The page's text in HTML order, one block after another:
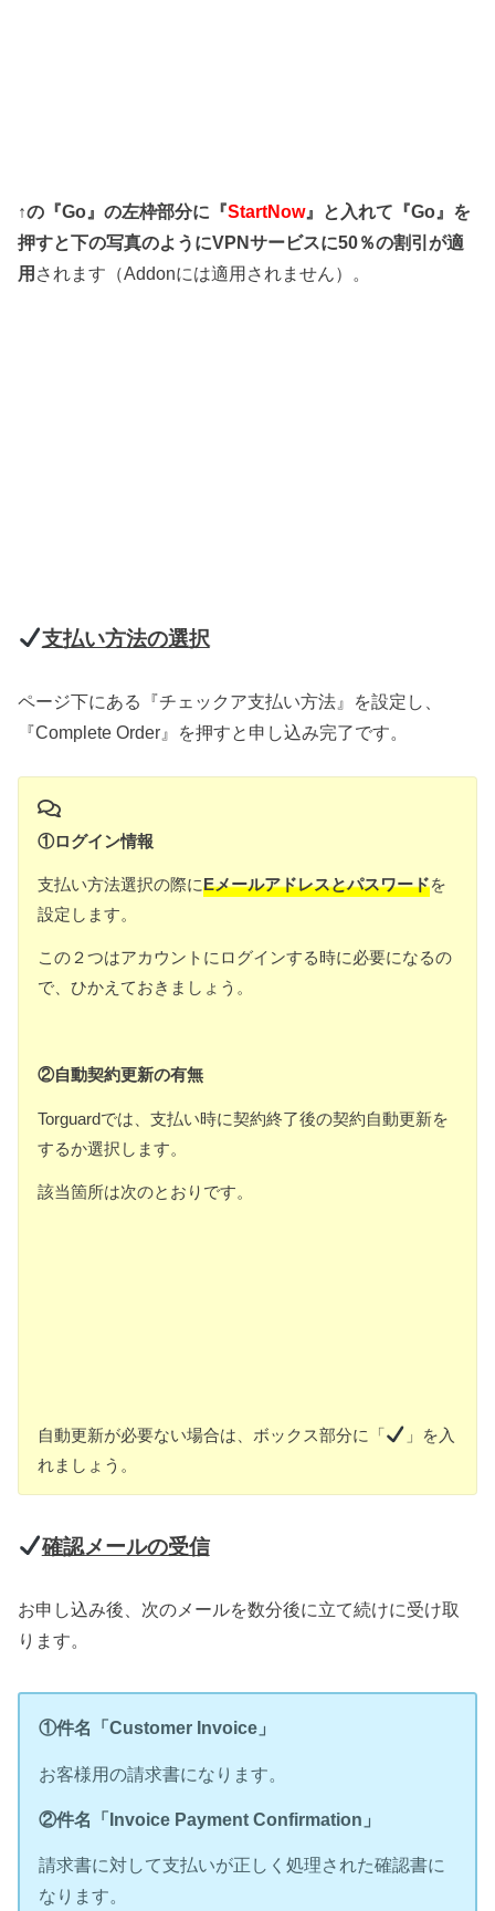
↑の『Go』の左枠部分に『StartNow』と入れて『Go』を
押すと下の写真のようにVPNサービスに50％の割引が適
用 されます（Addonには適用されません）。
支払い方法の選択
ページ下にある『チェックア支払い方法』を設定し、
『Complete Order』を押すと申し込み完了です。
①ログイン情報
支払い方法選択の際にEメールアドレスとパスワードを
設定します。
この２つはアカウントにログインする時に必要になるの
で、ひかえておきましょう。
②自動契約更新の有無
Torguardでは、支払い時に契約終了後の契約自動更新を
するか選択します。
該当箇所は次のとおりです。
自動更新が必要ない場合は、ボックス部分に「
」を入
れましょう。
確認メールの受信
お申し込み後、次のメールを数分後に立て続けに受け取
ります。
①件名「Customer Invoice」
お客様用の請求書になります。
②件名「Invoice Payment Confirmation」
請求書に対して支払いが正しく処理された確認書に
なります。